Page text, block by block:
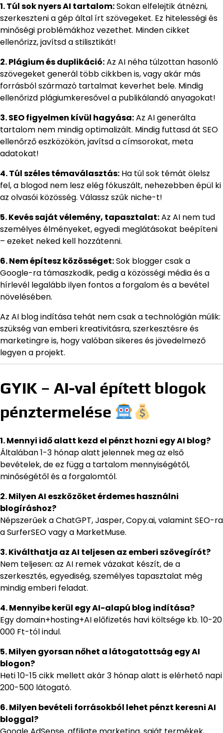
1. Túl sok nyers AI tartalom:Sokan elfelejtik átnézni,
szerkeszteni a gép által írt szövegeket. Ez hitelességi és
minőségi problémákhoz vezethet. Minden cikket
ellenőrizz, javítsd a stilisztikát!
2. Plágium és duplikáció:Az AI néha túlzottan hasonló
szövegeket generál több cikkben is, vagy akár más
forrásból származó tartalmat keverhet bele. Mindig
ellenőrizd plágiumkeresővel a publikálandó anyagokat!
3. SEO figyelmen kívül hagyása:Az AI generálta
tartalom nem mindig optimalizált. Mindig futtasd át SEO
ellenőrző eszközökön, javítsd a címsorokat, meta
adatokat!
4. Túl széles témaválasztás: Ha túl sok témát ölelsz
fel, a blogod nem lesz elég fókuszált, nehezebben épül ki
az olvasói közösség. Válassz szűk niche-t!
5. Kevés saját vélemény, tapasztalat:Az AI nem tud
személyes élményeket, egyedi meglátásokat beépíteni
– ezeket neked kell hozzátenni.
6. Nem építesz közösséget:Sok blogger csak a
Google-ra támaszkodik, pedig a közösségi média és a
hírlevél legalább ilyen fontos a forgalom és a bevétel
növelésében.
Az AI blog indítása tehát nem csak a technológián múlik:
szükség van emberi kreativitásra, szerkesztésre és
marketingre is, hogy valóban sikeres és jövedelmező
legyen a projekt.
GYIK – AI-val épített blogok
pénztermelése
1. Mennyi idő alatt kezd el pénzt hozni egy AI blog?
Általában 1-3 hónap alatt jelennek meg az első
bevételek, de ez függ a tartalom mennyiségétől,
minőségétől és a forgalomtól.
2. Milyen AI eszközöket érdemes használni
blogíráshoz?
Népszerűek a ChatGPT, Jasper, Copy.ai, valamint SEO-ra
a SurferSEO vagy a MarketMuse.
3. Kiválthatja az AI teljesen az emberi szövegírót?
Nem teljesen: az AI remek vázakat készít, de a
szerkesztés, egyediség, személyes tapasztalat még
mindig emberi feladat.
4. Mennyibe kerül egy AI-alapú blog indítása?
Egy domain+hosting+AI előfizetés havi költsége kb. 10-20
000 Ft-tól indul.
5. Milyen gyorsan nőhet a látogatottság egy AI
blogon?
Heti 10-15 cikk mellett akár 3 hónap alatt is elérhető napi
200-500 látogató.
6. Milyen bevételi forrásokból lehet pénzt keresni AI
bloggal?